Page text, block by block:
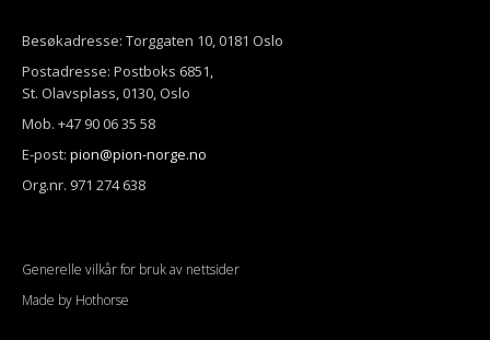
Besøkadresse: Torggaten 10, 0181 Oslo
Postadresse: Postboks 6851,
St. Olavsplass, 0130, Oslo
Mob. +47 90 06 35 58
E-post: pion@pion-norge.no
Org.nr. 971 274 638
Generelle vilkår for bruk av nettsider
Made by Hothorse